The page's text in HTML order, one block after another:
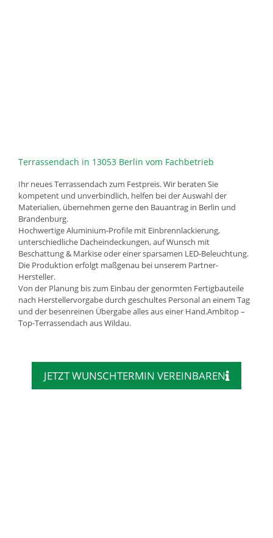
Terrassendach in 13053 Berlin vom Fachbetrieb
Ihr neues Terrassendach zum Festpreis. Wir beraten Sie
kompetent und unverbindlich, helfen bei der Auswahl der
Materialien, übernehmen gerne den Bauantrag in Berlin und
Brandenburg.
Hochwertige Aluminium-Profile mit Einbrennlackierung,
unterschiedliche Dacheindeckungen, auf Wunsch mit
Beschattung & Markise oder einer sparsamen LED-Beleuchtung.
Die Produktion erfolgt maßgenau bei unserem Partner-
Hersteller.
Von der Planung bis zum Einbau der genormten Fertigbauteile
nach Herstellervorgabe durch geschultes Personal an einem Tag
und der besenreinen Übergabe alles aus einer Hand.Ambitop –
Top-Terrassendach aus Wildau.
JETZT WUNSCHTERMIN VEREINBAREN